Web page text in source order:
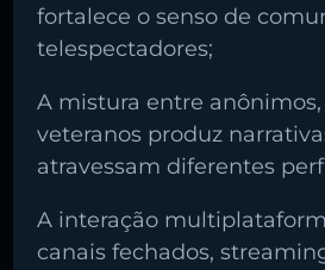
fortalece o senso de
telespectadores;
A mistura entre
veteranos produz
atravessam diferentes
A interação
canais fechados,